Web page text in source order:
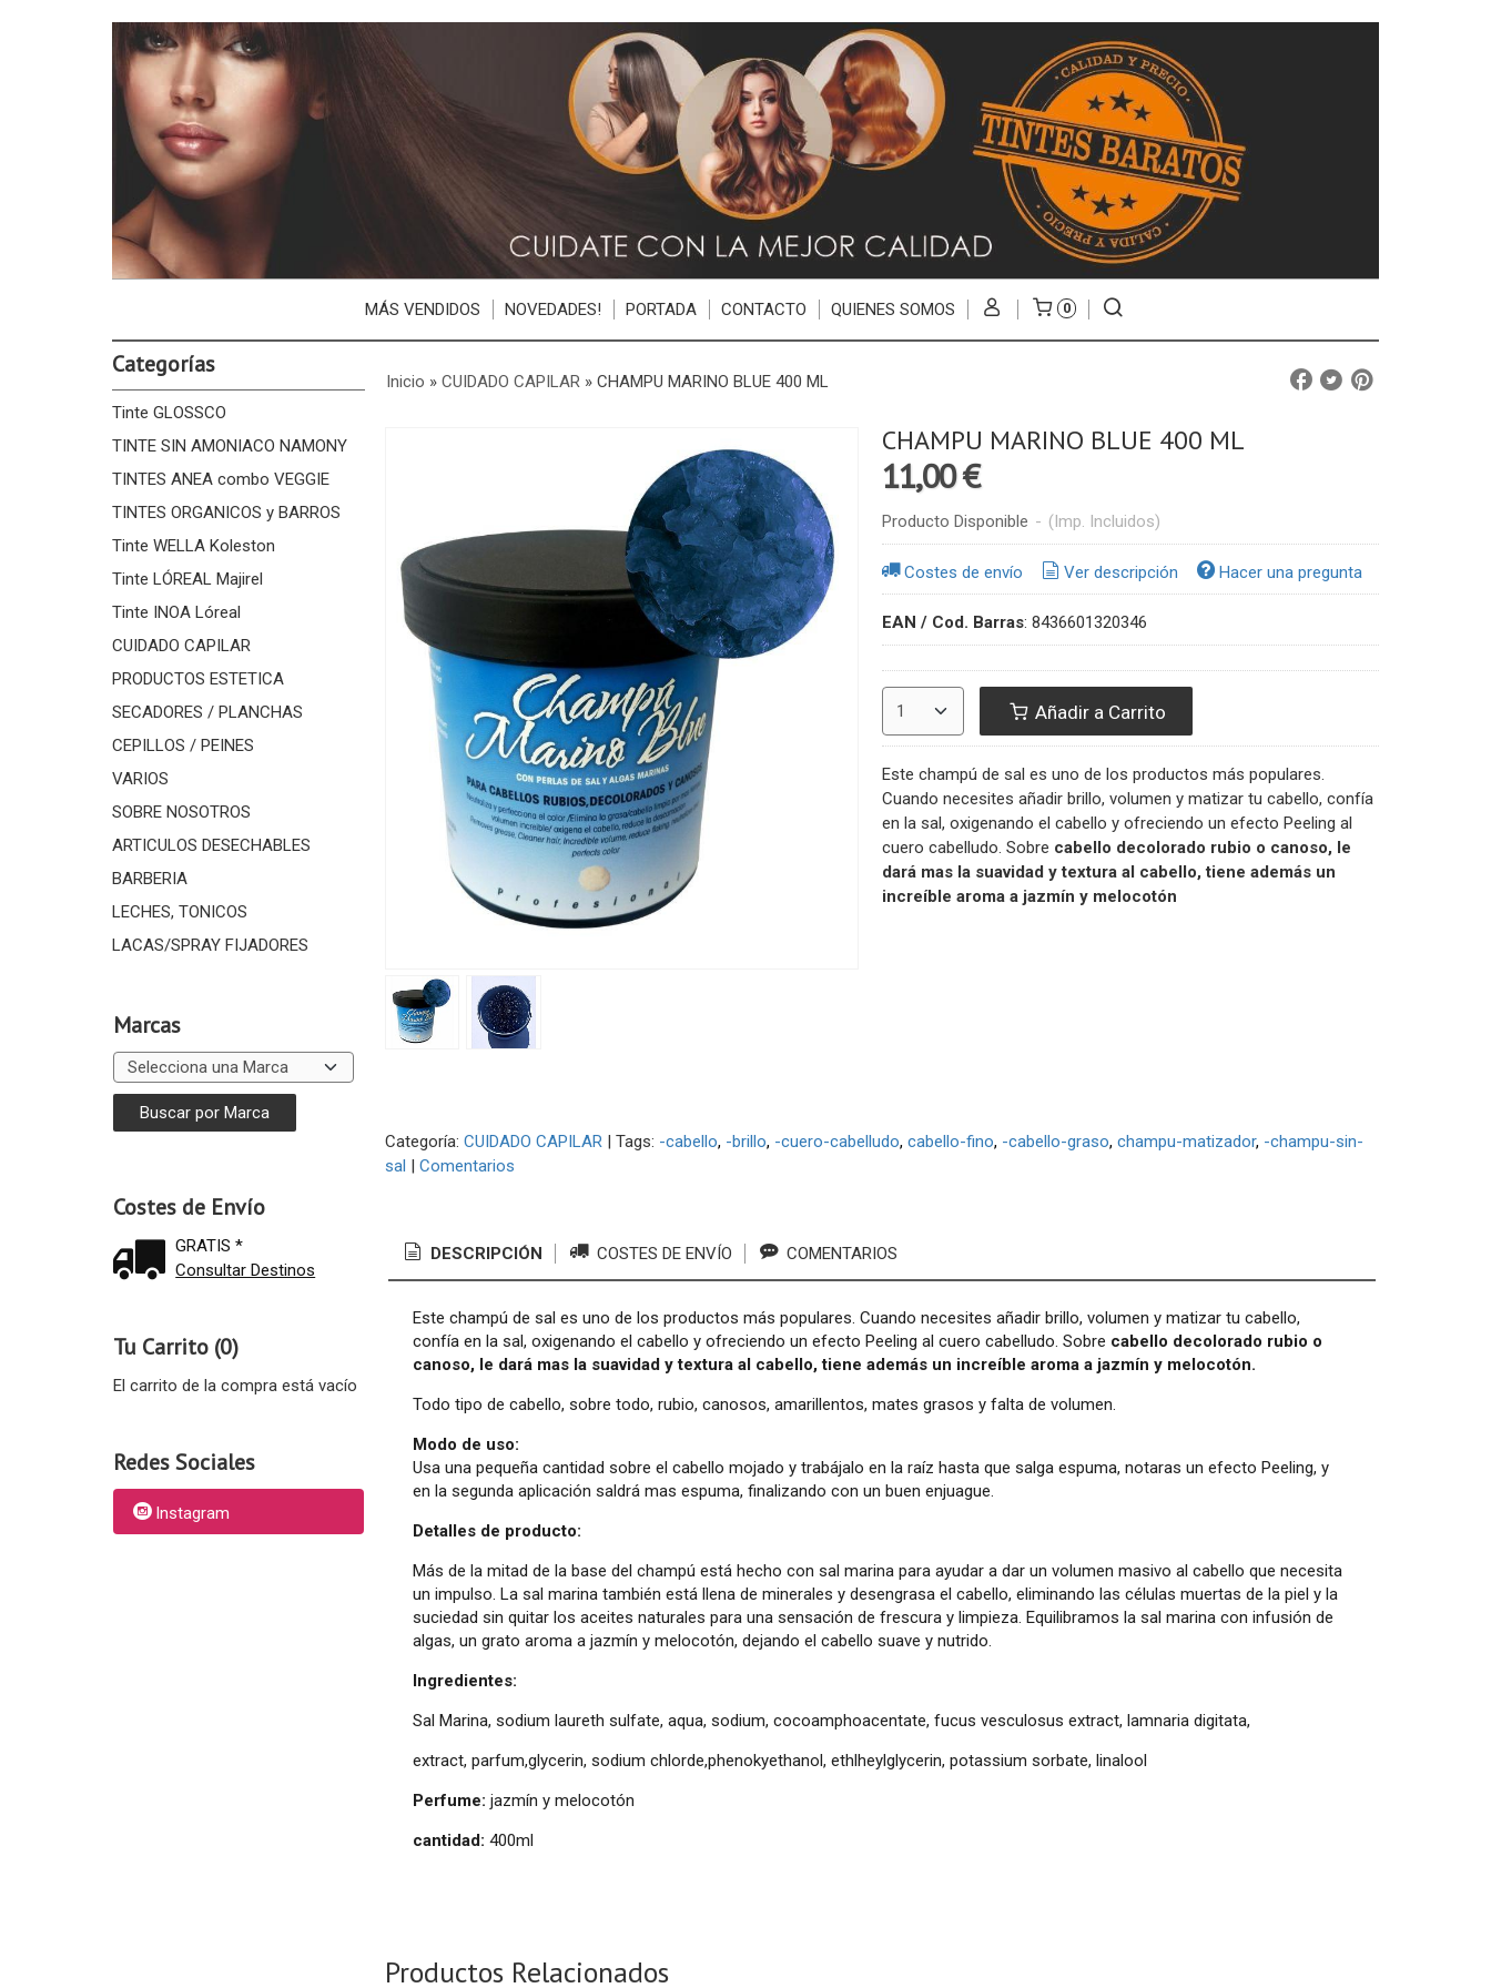
MÁS VENDIDOS NOVEDADES! PORTADA CONTACTO QUIENES SOMOS 0
Categorías
Tinte GLOSSCO
TINTE SIN AMONIACO NAMONY
TINTES ANEA combo VEGGIE
TINTES ORGANICOS y BARROS
Tinte WELLA Koleston
Tinte LÓREAL Majirel
Tinte INOA Lóreal
CUIDADO CAPILAR
PRODUCTOS ESTETICA
SECADORES / PLANCHAS
CEPILLOS / PEINES
VARIOS
SOBRE NOSOTROS
ARTICULOS DESECHABLES
BARBERIA
LECHES, TONICOS
LACAS/SPRAY FIJADORES
Marcas
Costes de Envío
GRATIS *
Consultar Destinos
Tu Carrito (0)
El carrito de la compra está vacío
Redes Sociales
Instagram
Inicio » CUIDADO CAPILAR» CHAMPU MARINO BLUE 400 ML
CHAMPU MARINO BLUE 400 ML
11,00 €
Producto Disponible - (Imp. Incluidos)
Costes de envío Ver descripción Hacer una pregunta
EAN / Cod. Barras: 8436601320346
Añadir a Carrito
Este champú de sal es uno de los productos más populares.
Cuando necesites añadir brillo, volumen y matizar tu cabello, confía
en la sal, oxigenando el cabello y ofreciendo un efecto Peeling al
cuero cabelludo. Sobre cabello decolorado rubio o canoso, le
dará mas la suavidad y textura al cabello, tiene además un
increíble aroma a jazmín y melocotón
Categoría: CUIDADO CAPILAR| Tags: -cabello -brillo -cuero-cabelludo cabello-fino -cabello-graso champu-matizador -champu-sin-
sal
Comentarios
DESCRIPCIÓN COSTES DE ENVÍO COMENTARIOS
Este champú de sal es uno de los productos más populares. Cuando necesites añadir brillo, volumen y matizar tu cabello,
confía en la sal, oxigenando el cabello y ofreciendo un efecto Peeling al cuero cabelludo. Sobre cabello decolorado rubio o
canoso, le dará mas la suavidad y textura al cabello, tiene además un increíble aroma a jazmín y melocotón.
Todo tipo de cabello, sobre todo, rubio, canosos, amarillentos, mates grasos y falta de volumen.
Modo de uso:
Usa una pequeña cantidad sobre el cabello mojado y trabájalo en la raíz hasta que salga espuma, notaras un efecto Peeling, y
en la segunda aplicación saldrá mas espuma, finalizando con un buen enjuague.
Detalles de producto:
Más de la mitad de la base del champú está hecho con sal marina para ayudar a dar un volumen masivo al cabello que necesita
un impulso. La sal marina también está llena de minerales y desengrasa el cabello, eliminando las células muertas de la piel y la
suciedad sin quitar los aceites naturales para una sensación de frescura y limpieza. Equilibramos la sal marina con infusión de
algas, un grato aroma a jazmín y melocotón, dejando el cabello suave y nutrido.
Ingredientes:
Sal Marina, sodium laureth sulfate, aqua, sodium, cocoamphoacentate, fucus vesculosus extract, lamnaria digitata,
extract, parfum,glycerin, sodium chlorde,phenokyethanol, ethlheylglycerin, potassium sorbate, linalool
Perfume:jazmín y melocotón
cantidad:400ml
Productos Relacionados